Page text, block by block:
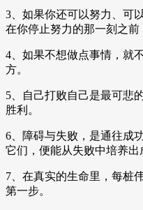
3、如果你还可以努力、可
在你停止努力的那一刻之前
4、如果不想做点事情，就
方。
5、自己打败自己是最可悲
胜利。
6、障碍与失败，是通往成
它们，便能从失败中培养出
7、在真实的生命里，每桩
第一步。